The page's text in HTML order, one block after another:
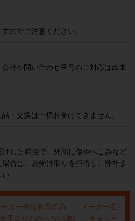
のでご注意ください。
社や問い合わせ番号のご対応は出来
・交換は一切お受けできません。
けした時点で、外部に傷やへこみなど
合は、お受け取りを拒否し、弊社ま
。
カー発注商品の為、「メーカー在
予定がわからない際に、 キャンセ